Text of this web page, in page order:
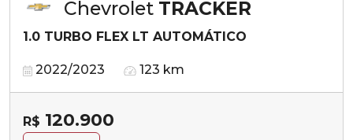
Chevrolet TRACKER
1.0 TURBO FLEX LT AUTOMÁTICO
2022/2023 123 km
R$ 120.900